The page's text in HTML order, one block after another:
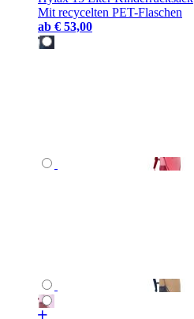
Mit recycelten PET-Flaschen
ab € 53,00